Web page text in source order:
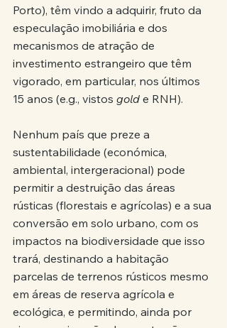
Porto), têm vindo a adquirir, fruto da
especulação imobiliária e dos
mecanismos de atração de
investimento estrangeiro que têm
vigorado, em particular, nos últimos
15 anos (e.g., vistos gold e RNH).
Nenhum país que preze a
sustentabilidade (económica,
ambiental, intergeracional) pode
permitir a destruição das áreas
rústicas (florestais e agrícolas) e a sua
conversão em solo urbano, com os
impactos na biodiversidade que isso
trará, destinando a habitação
parcelas de terrenos rústicos mesmo
em áreas de reserva agrícola e
ecológica, e permitindo, ainda por